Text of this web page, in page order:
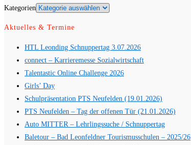
Kategorien
Aktuelles & Termine
HTL Leonding Schnuppertag 3.07.2026
connect – Karrieremesse Sozialwirtschaft
Talentastic Online Challenge 2026
Girls’ Day
Schulpräsentation PTS Neufelden (19.01.2026)
PTS Neufelden – Tag der offenen Tür (21.01.2026)
Auto MITTER – Lehrlingssuche / Schnuppertag
Baletour – Bad Leonfeldner Tourismusschulen – 2025/26